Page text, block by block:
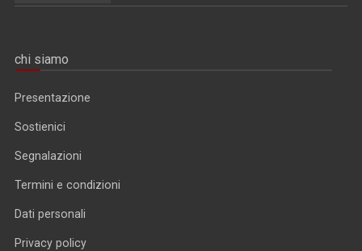
chi siamo
Presentazione
Sostienici
Segnalazioni
Termini e condizioni
Dati personali
Privacy policy